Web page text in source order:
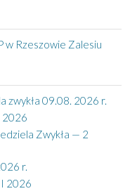
w Rzeszowie Zalesiu
zwykła 09.08. 2026 r.
2026
Zwykła — 2
r.
2026